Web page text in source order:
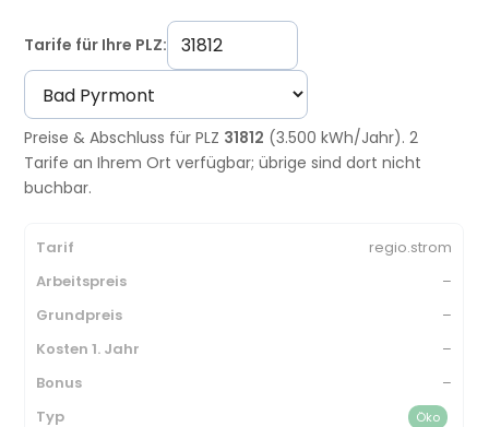
Tarife für Ihre PLZ:
Preise & Abschluss für PLZ 31812 (3.500 kWh/Jahr). 2
Tarife an Ihrem Ort verfügbar; übrige sind dort nicht
buchbar.
regio.strom
–
–
–
–
Öko